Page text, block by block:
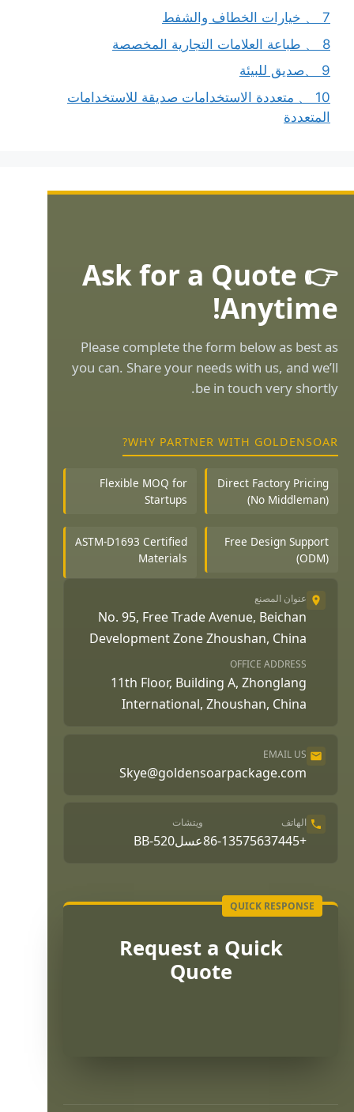
7 、 خيارات الخطاف والشفط
8 、 طباعة العلامات التجارية المخصصة
9 、صديق للبيئة
10 、 متعددة الاستخدامات صديقة للاستخدامات
المتعددة
👉 Ask for a Quote
Anytime!
Please complete the form below as best as
you can. Share your needs with us, and we’ll
be in touch very shortly.
WHY PARTNER WITH GOLDENSOAR?
Direct Factory Pricing
(No Middleman)
Flexible MOQ for
Startups
Free Design Support
(ODM)
ASTM-D1693 Certified
Materials
عنوان المصنع
No. 95, Free Trade Avenue, Beichan
Development Zone Zhoushan, China
OFFICE ADDRESS
11th Floor, Building A, Zhonglang
International, Zhoushan, China
EMAIL US
Skye@goldensoarpackage.com
الهاتف
+86-13575637445
ويتشات
عسلBB-520
Request a Quick
Quote